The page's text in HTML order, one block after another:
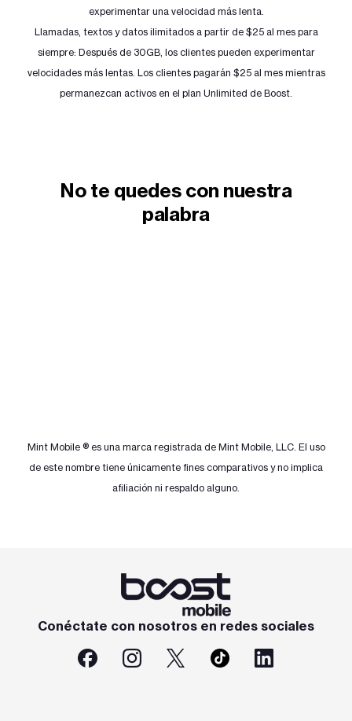
experimentar una velocidad más lenta.
Llamadas, textos y datos ilimitados a partir de $25 al mes para
siempre: Después de 30GB, los clientes pueden experimentar
velocidades más lentas. Los clientes pagarán $25 al mes mientras
permanezcan activos en el plan Unlimited de Boost.
No te quedes con nuestra
palabra
Mint Mobile ®es una marca registrada de Mint Mobile, LLC. El uso
de este nombre tiene únicamente fines comparativos y no implica
afiliación ni respaldo alguno.
Conéctate con nosotros en redes sociales